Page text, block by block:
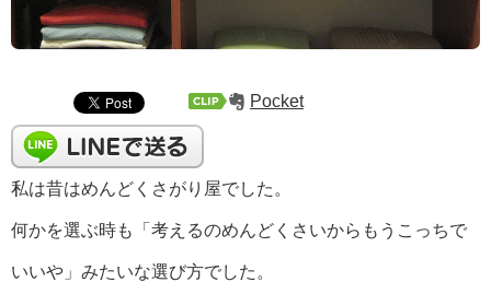
Pocket
私は昔はめんどくさがり屋でした。
何かを選ぶ時も「考えるのめんどくさいからもうこっちで
いいや」みたいな選び方でした。